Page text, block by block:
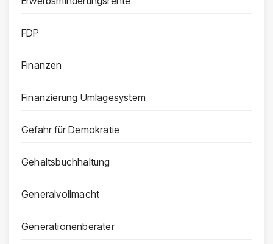
FDP
Finanzen
Finanzierung Umlagesystem
Gefahr für Demokratie
Gehaltsbuchhaltung
Generalvollmacht
Generationenberater